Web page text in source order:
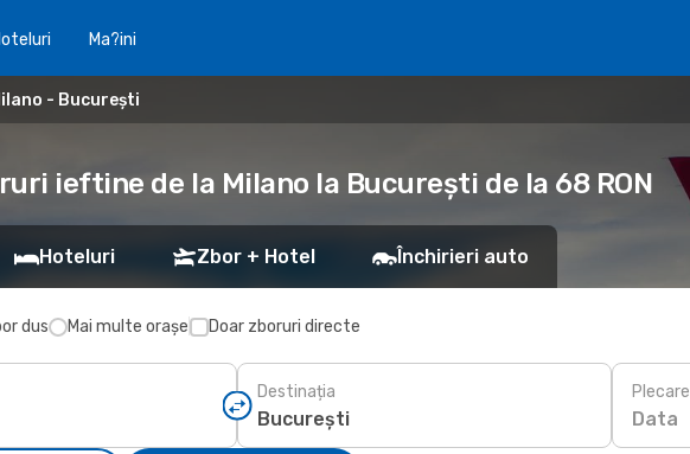
Ma?ini
- București
ieftine de la Milano la București de la 68 RON
Hoteluri Zbor + Hotel Închirieri auto
dus Mai multe orașe Doar zboruri directe
Destinația Plecare
Data